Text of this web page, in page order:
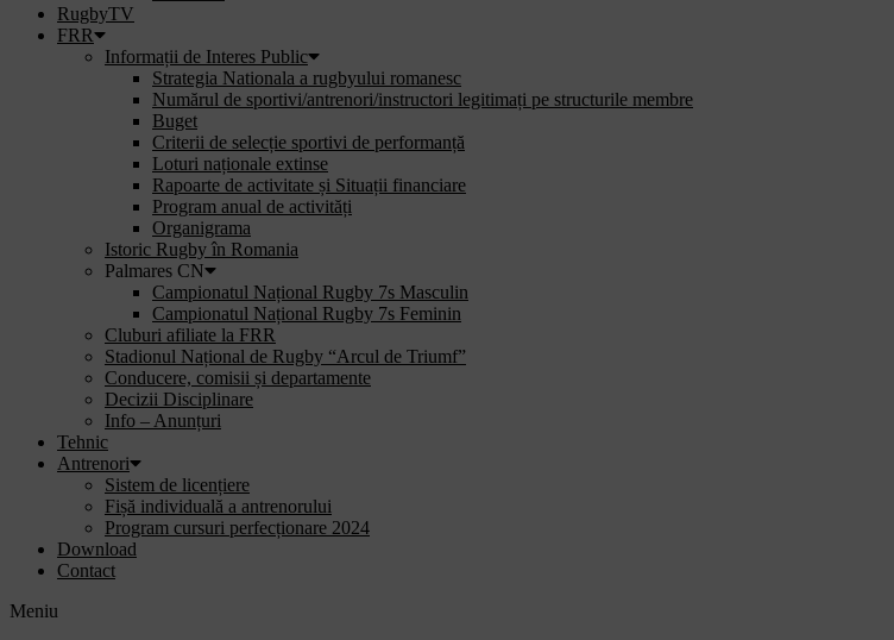
RugbyTV
FRR
Informații de Interes Public
Strategia Nationala a rugbyului romanesc
Numărul de sportivi/antrenori/instructori legitimați pe structurile membre
Buget
Criterii de selecție sportivi de performanță
Loturi naționale extinse
Rapoarte de activitate și Situații financiare
Program anual de activități
Organigrama
Istoric Rugby în Romania
Palmares CN
Campionatul Național Rugby 7s Masculin
Campionatul Național Rugby 7s Feminin
Cluburi afiliate la FRR
Stadionul Național de Rugby “Arcul de Triumf”
Conducere, comisii și departamente
Decizii Disciplinare
Info – Anunțuri
Tehnic
Antrenori
Sistem de licențiere
Fișă individuală a antrenorului
Program cursuri perfecționare 2024
Download
Contact
Meniu